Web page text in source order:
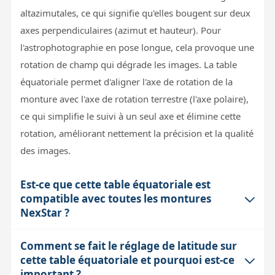
altazimutales, ce qui signifie qu'elles bougent sur deux
axes perpendiculaires (azimut et hauteur). Pour
l'astrophotographie en pose longue, cela provoque une
rotation de champ qui dégrade les images. La table
équatoriale permet d'aligner l'axe de rotation de la
monture avec l'axe de rotation terrestre (l'axe polaire),
ce qui simplifie le suivi à un seul axe et élimine cette
rotation, améliorant nettement la précision et la qualité
des images.
Est-ce que cette table équatoriale est
compatible avec toutes les montures
NexStar ?
Cette table est spécifiquement conçue pour les
montures à fourche NexStar Evolution 6, 8, 9.25 et
Comment se fait le réglage de latitude sur
cette table équatoriale et pourquoi est-ce